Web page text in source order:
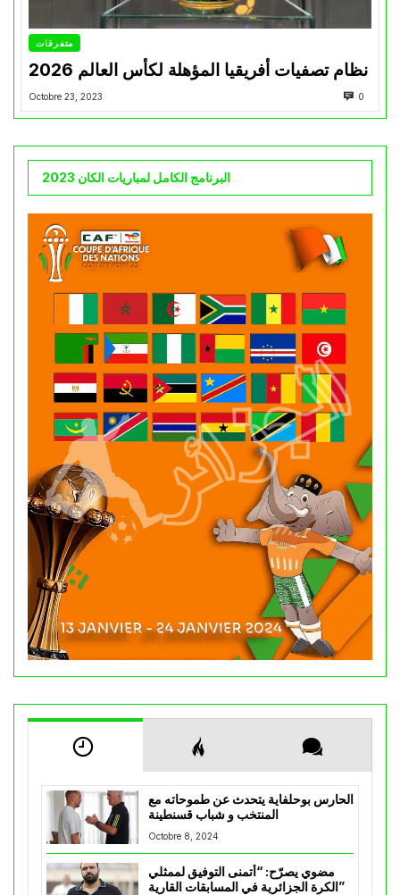
متفرقات
نظام تصفيات أفريقيا المؤهلة لكأس العالم 2026
Octobre 23, 2023 0
البرنامج الكامل لمباريات الكان 2023
الحارس بوحلفاية يتحدث عن طموحاته مع
المنتخب و شباب قسنطينة
Octobre 8, 2024
مضوي يصرّح: “أتمنى التوفيق لممثلي
الكرة الجزائرية في المسابقات القارية”